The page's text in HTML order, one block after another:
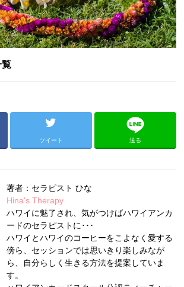
覧
ツイート 送る
著者：セラピスト ひな
Hina's Therapy
ハワイに魅了され、気がつけばハワイアンカ
ードのセラピストに･･･
ハワイとハワイのコーヒーをこよなく愛する
傍ら、セッションでは思いきり楽しみなが
ら、自分らしく生きる方法を提案していま
す。